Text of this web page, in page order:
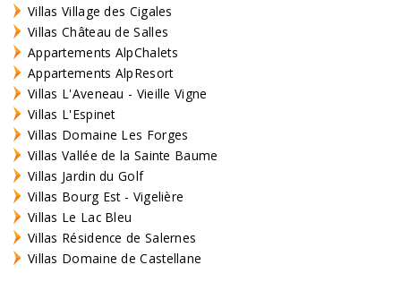
Villas Village des Cigales
Villas Château de Salles
Appartements AlpChalets
Appartements AlpResort
Villas L'Aveneau - Vieille Vigne
Villas L'Espinet
Villas Domaine Les Forges
Villas Vallée de la Sainte Baume
Villas Jardin du Golf
Villas Bourg Est - Vigelière
Villas Le Lac Bleu
Villas Résidence de Salernes
Villas Domaine de Castellane